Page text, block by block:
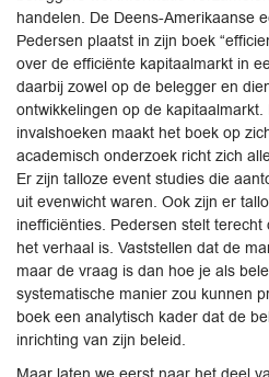
handelen. De Deens-Amerikaanse
Pedersen plaatst in zijn boek
over de efficiënte kapitaalmarkt in
daarbij zowel op de belegger en
ontwikkelingen op de
invalshoeken maakt het boek op
academisch onderzoek richt zich
Er zijn talloze event studies die
uit evenwicht waren. Ook zijn er
inefficiënties. Pedersen stelt
het verhaal is. Vaststellen dat de
maar de vraag is dan hoe je als
systematische manier zou kunnen
boek een analytisch kader dat de
inrichting van zijn beleid.